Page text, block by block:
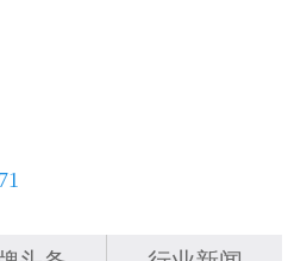
查中心等权威机构检
获得国家环保标准和环
福士得将一如既往地保
区，整合市场经验，辐
专业化的道路上成就极